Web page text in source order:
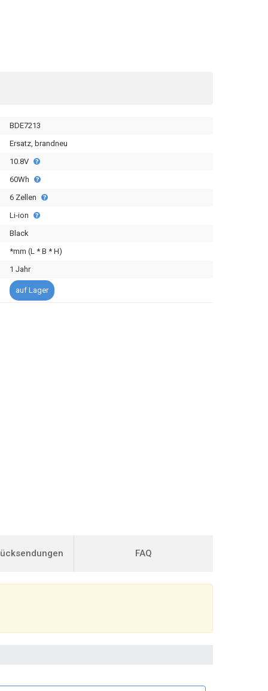
BDE7213
Ersatz, brandneu
10.8V
60Wh
6 Zellen
Li-ion
Black
*mm (L * B * H)
1 Jahr
auf Lager
FAQ